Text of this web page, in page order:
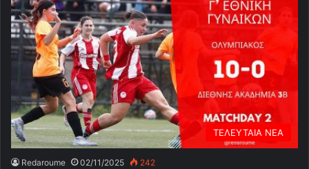
ΤΕΛΕΥΤΑΙΑ ΝΕΑ
Redaroume 02/11/2025 242